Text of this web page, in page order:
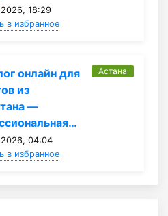
18:29
в избранное
онлайн для
из
—
04:04
в избранное
Астана